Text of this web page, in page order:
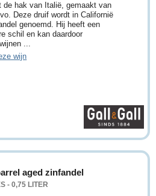
de hak van Italië, gemaakt van
Deze druif wordt in Californië
genoemd. Hij heeft een
schil en kan daardoor
...
wijn
aged zinfandel
- 0,75 LITER